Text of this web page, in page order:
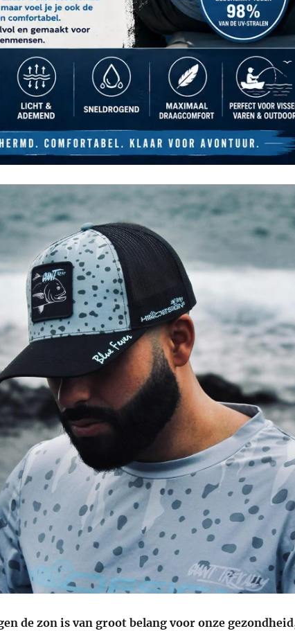
de zon is van groot belang voor onze